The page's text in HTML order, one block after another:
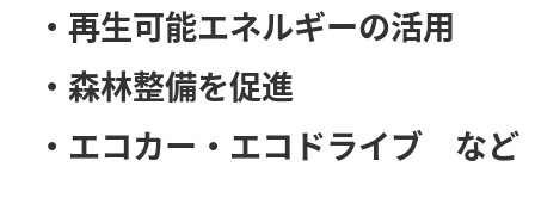
・再生可能エネルギーの活用
・森林整備を促進
・エコカー・エコドライブ など